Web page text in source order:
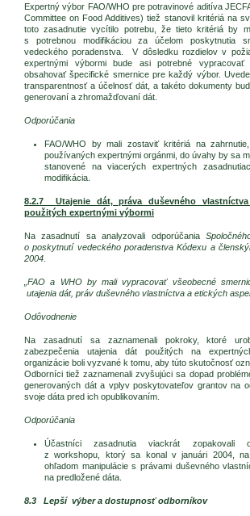
Expertný výbor FAO/WHO pre potravinové aditíva
Committee on Food Additives) tiež stanovil kritériá na
toto zasadnutie vycítilo potrebu, že tieto kritériá by
s potrebnou modifikáciou za účelom poskytnutia
vedeckého poradenstva. V dôsledku rozdielov v
expertnými výbormi bude asi potrebné vypracovať
obsahovať špecifické smernice pre každý výbor.
transparentnosť a účelnosť dát, a takéto dokumenty
generovaní a zhromažďovaní dát.
Odporúčania
FAO/WHO by mali zostaviť kritériá na
používaných expertnými orgánmi, do úvahy by sa
stanovené na viacerých expertných
modifikácia.
8.2.7 Utajenie dát, práva duševného
použitých expertnými výbormi
Na zasadnutí sa analyzovali odporúčania
o poskytnutí vedeckého poradenstva Kódexu a
2004
„FAO a WHO by mali vypracovať všeobecné
utajenia dát, práv duševného vlastníctva a etických
Odôvodnenie
Na zasadnutí sa zaznamenali pokroky, ktoré
zabezpečenia utajenia dát použitých na
organizácie boli vyzvané k tomu, aby túto skutočnosť
Odborníci tiež zaznamenali zvyšujúci sa dopad
generovaných dát a vplyv poskytovateľov grantov na
svoje dáta pred ich opublikovaním.
Odporúčania
Účastníci zasadnutia viackrát zopakovali
z workshopu, ktorý sa konal v januári 2004, na
ohľadom manipulácie s právami duševného
na predložené dáta.
8.3 Lepší výber a dostupnosť odborníkov